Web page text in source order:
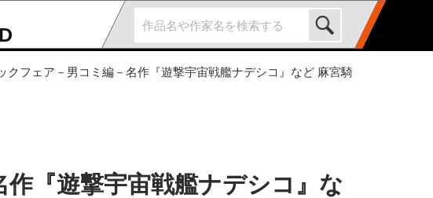
クフェア－男コミ編－名作『遊撃宇宙戦艦ナデシコ』など 麻宮騎
『遊撃宇宙戦艦ナデシコ』な